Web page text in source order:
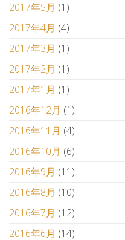
2017年5月 (1)
2017年4月 (4)
2017年3月 (1)
2017年2月 (1)
2017年1月 (1)
2016年12月 (1)
2016年11月 (4)
2016年10月 (6)
2016年9月 (11)
2016年8月 (10)
2016年7月 (12)
2016年6月 (14)